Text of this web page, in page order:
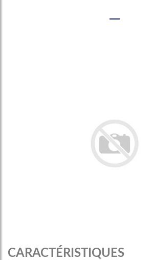
CARACTÉRISTIQUES